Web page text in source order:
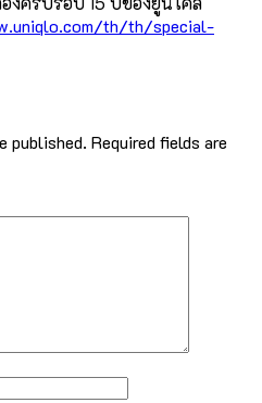
th/th/special-
published. Required fields are